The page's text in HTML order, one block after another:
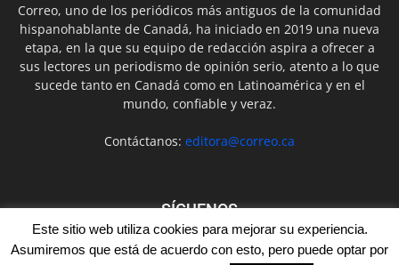
Correo, uno de los periódicos más antiguos de la comunidad
hispanohablante de Canadá, ha iniciado en 2019 una nueva
etapa, en la que su equipo de redacción aspira a ofrecer a
sus lectores un periodismo de opinión serio, atento a lo que
sucede tanto en Canadá como en Latinoamérica y en el
mundo, confiable y veraz.
Contáctanos: editora@correo.ca
SÍGUENOS
Este sitio web utiliza cookies para mejorar su experiencia.
Asumiremos que está de acuerdo con esto, pero puede optar por